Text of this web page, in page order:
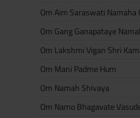
Om Aim Saraswati Namaha
Om Gang Ganapataye
Om Lakshmi Vigan Shri
Om Mani Padme Hum
Om Namah Shivaya
Om Namo Bhagavate